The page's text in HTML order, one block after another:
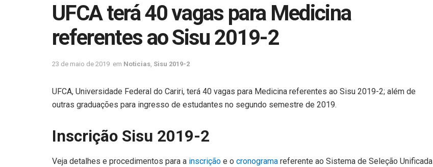
UFCA terá 40 vagas para Medicina
referentes ao Sisu 2019-2
23 de maio de 2019 em Noticias Sisu 2019-2
UFCA, Universidade Federal do Cariri, terá 40 vagas para Medicina referentes ao Sisu 2019-2; além de
outras graduações para ingresso de estudantes no segundo semestre de 2019.
Inscrição Sisu 2019-2
Veja detalhes e procedimentos para a inscrição e o cronograma referente ao Sistema de Seleção Unificada